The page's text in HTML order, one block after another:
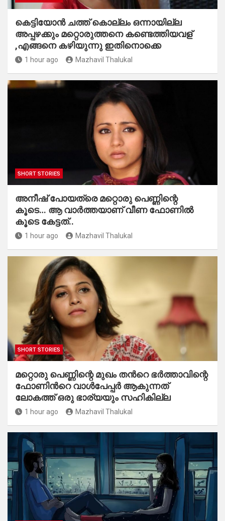
കെട്ടിയോൻ ചത്ത് കൊല്ലം ഒന്നായില്ല
അപ്പഴക്കും മറ്റൊരുത്തനെ കണ്ടെത്തിയവള്
,എങ്ങനെ കഴിയുന്നു ഇതിനൊക്കെ
1 hour ago Mazhavil Thalukal
SHORT STORIES
അനീഷ് പോയത്രെ മറ്റൊരു പെണ്ണിന്റെ
കൂടെ… ആ വാർത്തയാണ് വീണ ഫോണിൽ
കൂടെ കേട്ടത്..
1 hour ago Mazhavil Thalukal
SHORT STORIES
മറ്റൊരു പെണ്ണിന്റെ മുഖം തൻറെ ഭർത്താവിന്റെ
ഫോണിൻറെ വാൾപേപ്പർ ആകുന്നത്
ലോകത്ത് ഒരു ഭാര്യയും സഹികില്ല
1 hour ago Mazhavil Thalukal